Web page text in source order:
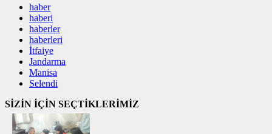
haber
haberi
haberler
haberleri
İtfaiye
Jandarma
Manisa
Selendi
SİZİN İÇİN SEÇTİKLERİMİZ